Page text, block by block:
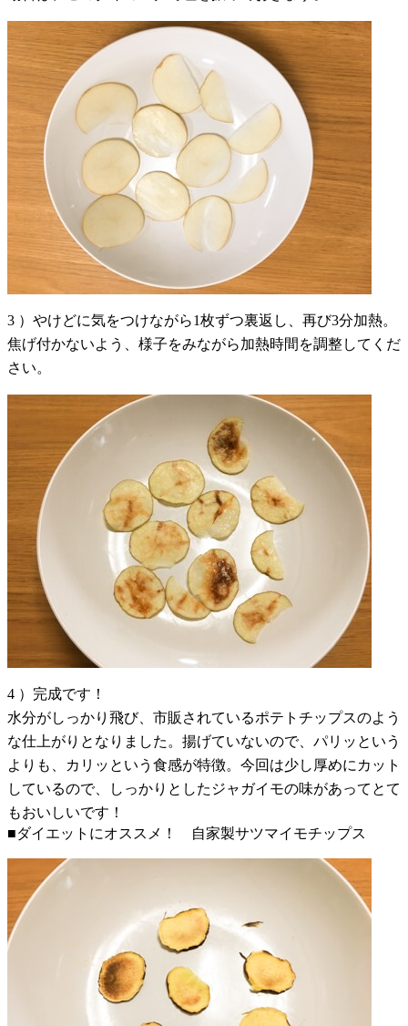
3 ）やけどに気をつけながら1枚ずつ裏返し、再び3分加熱。
焦げ付かないよう、様子をみながら加熱時間を調整してくだ
さい。
4 ）完成です！
水分がしっかり飛び、市販されているポテトチップスのよう
な仕上がりとなりました。揚げていないので、パリッという
よりも、カリッという食感が特徴。今回は少し厚めにカット
しているので、しっかりとしたジャガイモの味があってとて
もおいしいです！
■ダイエットにオススメ！ 自家製サツマイモチップス